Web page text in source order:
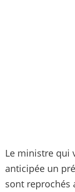
Le ministre qui
anticipée un
sont reprochés